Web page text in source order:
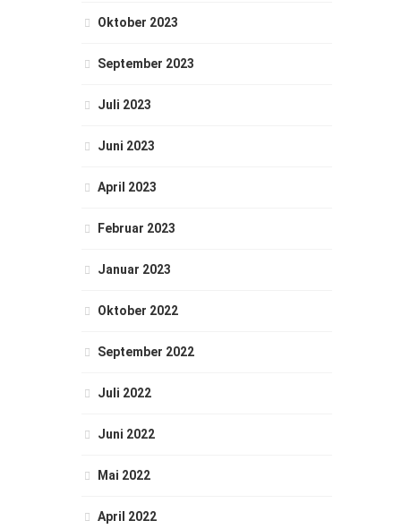
Oktober 2023
September 2023
Juli 2023
Juni 2023
April 2023
Februar 2023
Januar 2023
Oktober 2022
September 2022
Juli 2022
Juni 2022
Mai 2022
April 2022